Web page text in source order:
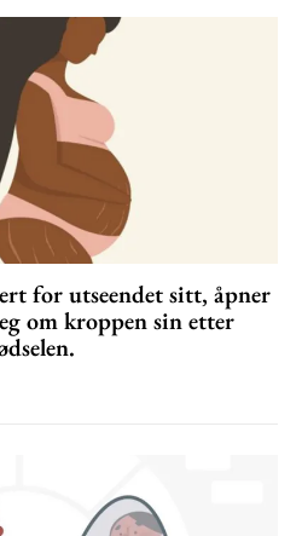
for utseendet sitt, åpner
om kroppen sin etter